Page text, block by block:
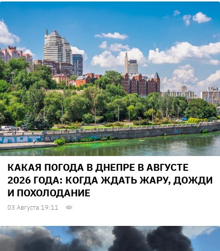
КАКАЯ ПОГОДА В ДНЕПРЕ В АВГУСТЕ
2026 ГОДА: КОГДА ЖДАТЬ ЖАРУ, ДОЖДИ
И ПОХОЛОДАНИЕ
03 Августа 19:11